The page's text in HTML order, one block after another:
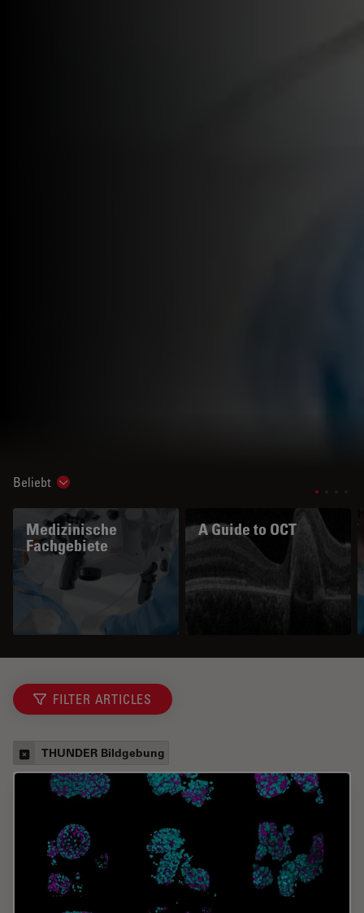
Beliebt Show subnavigation
Medizinische
Fachgebiete
A Guide to OCT
FILTER ARTICLES
THUNDER Bildgebung